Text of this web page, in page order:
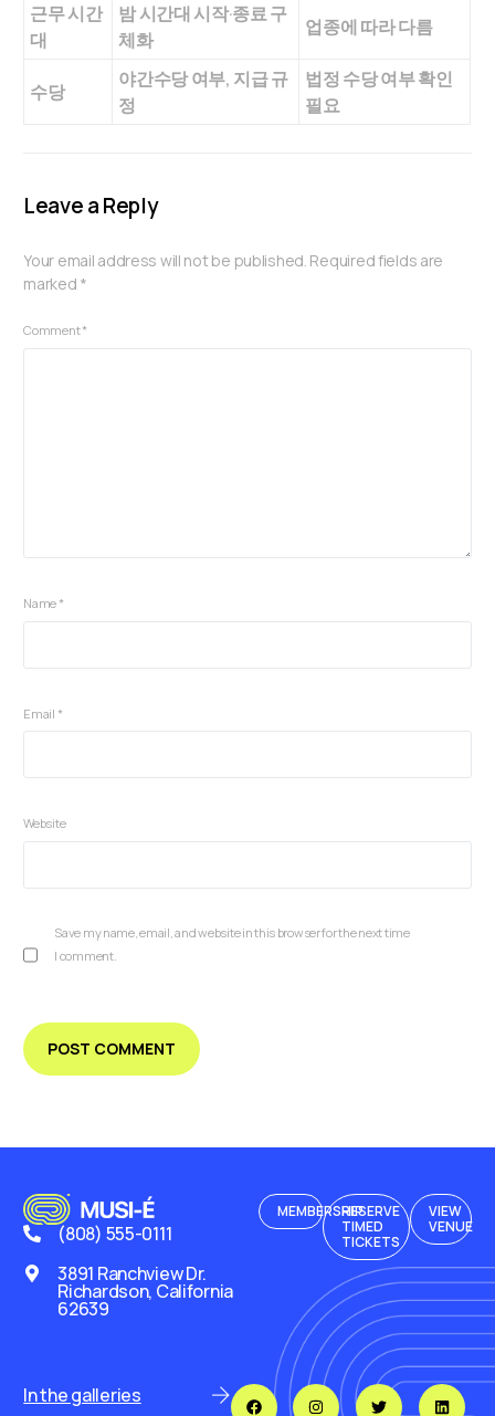
근무 시간
대
밤 시간대 시작·종료 구
체화
업종에 따라 다름
수당
야간수당 여부, 지급 규
정
법정 수당 여부 확인
필요
Leave a Reply
Your email address will not be published. Required fields are
marked *
Comment*
Name*
Email *
Website
Save my name, email, and website in this browser for the next time
I comment.
(808) 555-0111
3891 Ranchview Dr.
Richardson, California
62639
MEMBERSHIPRESERVE
TIMED
TICKETS
VIEW
VENUE
In the galleries